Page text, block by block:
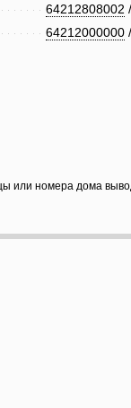
64212808002
64212000000
или номера дома